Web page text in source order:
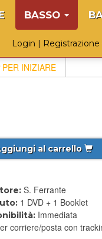
BASSO
Login | Registrazione
PER INIZIARE
al carrello
S. Ferrante
1 DVD + 1 Booklet
Immediata
corriere/posta con